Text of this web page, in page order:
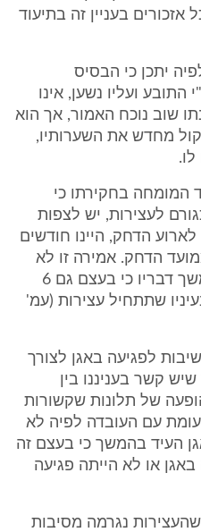
בעניין זה בתיעוד
יתכן כי הבסיס
ועליו נשען, אינו
שוב נוכח האמור, אך הוא
מחדש את השערותיו,
המומחה בחקירתו כי
לעצירות, יש לצפות
הדחק, היינו חודשים
הדחק. אמירה זו לא
מתיישבת, בל הכבוד, עם המשך דבריו כי בעצם גם 6
שתתחיל עצירות (עמ'
לפגיעה באגן לצורך
קשר בעניננו בין
של תלונות שקשורות
עם העובדה לפיה לא
העיד בהמשך כי בעצם זה
או לא הייתה פגיעה
נגרמה מסיבות